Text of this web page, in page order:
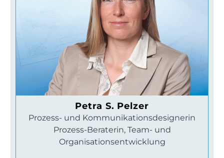
Petra S. Pelzer
Prozess- und Kommunikationsdesignerin
Prozess-Beraterin, Team- und
Organisationsentwicklung